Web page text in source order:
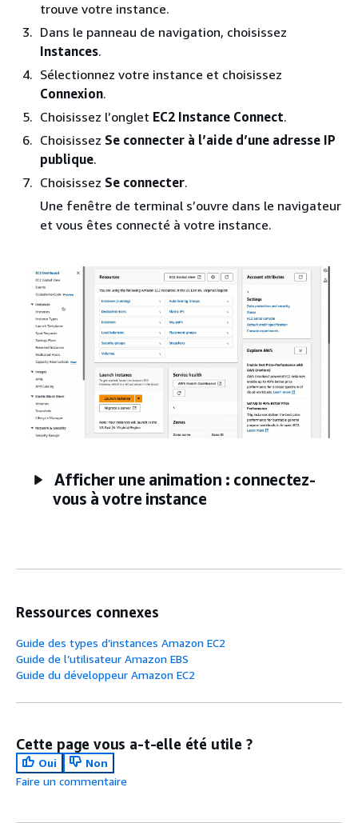
trouve votre instance.
Dans le panneau de navigation, choisissez
Instances.
Sélectionnez votre instance et choisissez
Connexion.
Choisissez l’onglet EC2 Instance Connect.
Choisissez Se connecter à l’aide d’une adresse IP
publique.
Choisissez Se connecter.
Une fenêtre de terminal s’ouvre dans le navigateur
et vous êtes connecté à votre instance.
Afficher une animation : connectez-
vous à votre instance
Ressources connexes
Guide des types d’instances Amazon EC2
Guide de l’utilisateur Amazon EBS
Guide du développeur Amazon EC2
Cette page vous a-t-elle été utile ?
Oui
Non
Faire un commentaire